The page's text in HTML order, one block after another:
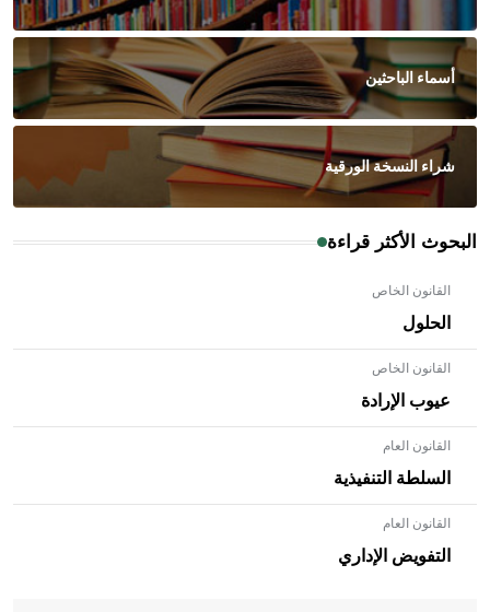
أسماء الباحثين
شراء النسخة الورقية
البحوث الأكثر قراءة
القانون الخاص
الحلول
القانون الخاص
عيوب الإرادة
القانون العام
السلطة التنفيذية
القانون العام
التفويض الإداري
- هل تعلم أن الأبلق نوع من الفنون الهندسية التي ارتبطت
بالعمارة الإسلامية في بلاد الشام ومصر خاصة، حيث يحرص
المعمار على بناء مداميكه وخاصة في الواجهات